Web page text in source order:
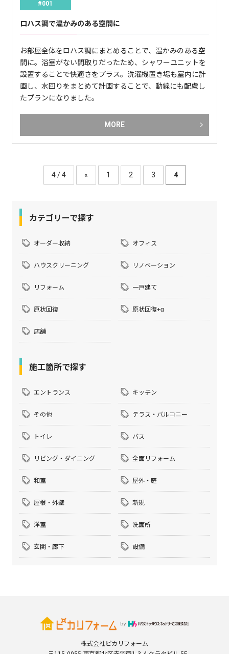
#001
ロハス調で温かみのある空間に
お部屋全体をロハス調にまとめることで、温かみのある空
間に。浴室がない間取りだったため、シャワーユニットを
設置することで快適さをプラス。洗濯機置き場も室内に計
画し、水回りをまとめて計画することで、動線にも配慮し
たプランになりました。
MORE
4 / 4 « 1 2 3 4
カテゴリーで探す
オーダー収納 オフィス
ハウスクリーニング リノベーション
リフォーム 一戸建て
原状回復 原状回復+α
店舗
施工箇所で探す
エントランス キッチン
その他 テラス・バルコニー
トイレ バス
リビング・ダイニング 全面リフォーム
和室 屋外・庭
屋根・外壁 新規
洋室 洗面所
玄関・廊下 設備
株式会社ピカリフォーム